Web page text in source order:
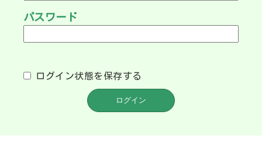
パスワード
ログイン状態を保存する